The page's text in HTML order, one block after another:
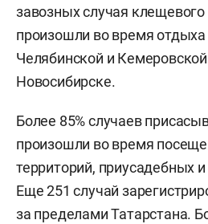
завозных случая
произошли во время отдыха
Челябинской и
Новосибирске.
Более 85% случаев
произошли во время
территорий, приусадебных
Еще 251 случай
за пределами Татарстана.